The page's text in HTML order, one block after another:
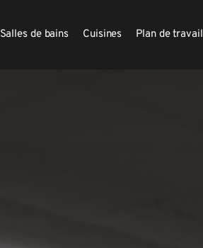
Salles de bains Cuisines Plan de travail